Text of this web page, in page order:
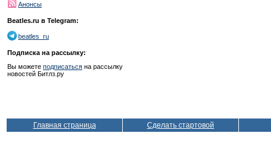
Анонсы
Beatles.ru в Telegram:
beatles_ru
Подписка на рассылку:
Вы можете подписаться на рассылку
новостей Битлз.ру
Главная страница Сделать стартовой